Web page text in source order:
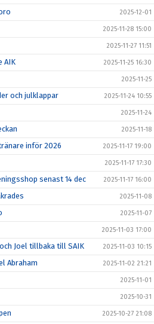
2025-12-01
2025-11-28 15:00
2025-11-27 11:51
AIK 2025-11-25 16:30
2025-11-25
och julklappar 2025-11-24 10:55
2025-11-24
2025-11-18
inför 2026 2025-11-17 19:00
2025-11-17 17:30
senast 14 dec 2025-11-17 16:00
2025-11-08
2025-11-07
2025-11-03 17:00
Joel tillbaka till SAIK 2025-11-03 10:15
Abraham 2025-11-02 21:21
2025-11-01
2025-10-31
2025-10-27 21:08